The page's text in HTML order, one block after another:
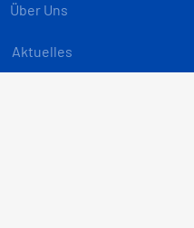
Über Uns
Aktuelles